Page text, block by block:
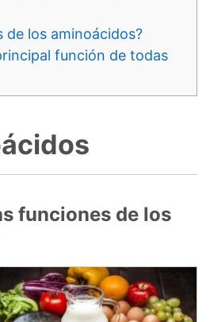
de los aminoácidos?
función de todas
funciones de los